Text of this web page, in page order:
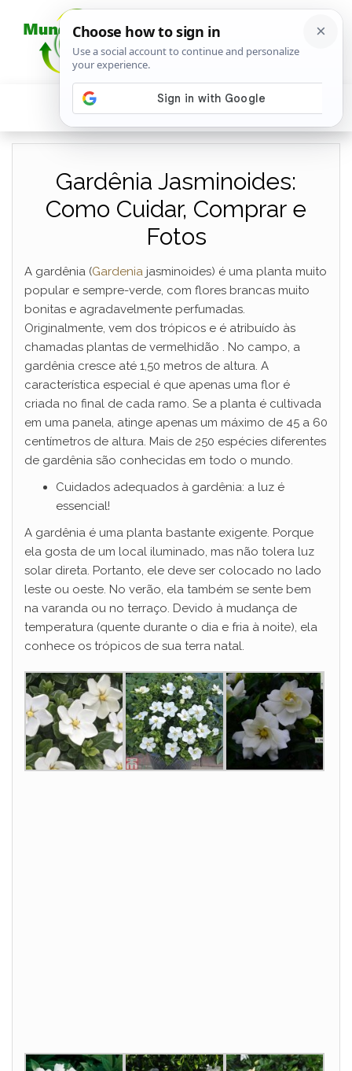
Gardênia Jasminoides:
Como Cuidar, Comprar e
Fotos
A gardênia (Gardenia jasminoides) é uma planta muito
popular e sempre-verde, com flores brancas muito
bonitas e agradavelmente perfumadas.
Originalmente, vem dos trópicos e é atribuído às
chamadas plantas de vermelhidão . No campo, a
gardênia cresce até 1,50 metros de altura. A
característica especial é que apenas uma flor é
criada no final de cada ramo. Se a planta é cultivada
em uma panela, atinge apenas um máximo de 45 a 60
centímetros de altura. Mais de 250 espécies diferentes
de gardênia são conhecidas em todo o mundo.
Cuidados adequados à gardênia: a luz é
essencial!
A gardênia é uma planta bastante exigente. Porque
ela gosta de um local iluminado, mas não tolera luz
solar direta. Portanto, ele deve ser colocado no lado
leste ou oeste. No verão, ela também se sente bem
na varanda ou no terraço. Devido à mudança de
temperatura (quente durante o dia e fria à noite), ela
conhece os trópicos de sua terra natal.